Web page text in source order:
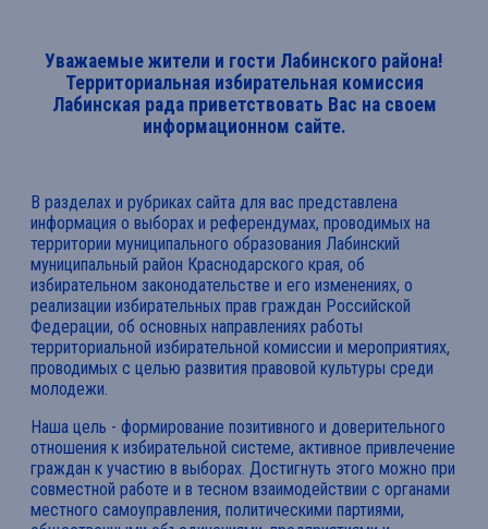
Уважаемые жители и гости Лабинского района!
Территориальная избирательная комиссия
Лабинская рада приветствовать Вас на своем
информационном сайте.
В разделах и рубриках сайта для вас представлена
информация о выборах и референдумах, проводимых на
территории муниципального образования Лабинский
муниципальный район Краснодарского края, об
избирательном законодательстве и его изменениях, о
реализации избирательных прав граждан Российской
Федерации, об основных направлениях работы
территориальной избирательной комиссии и мероприятиях,
проводимых с целью развития правовой культуры среди
молодежи.
Наша цель - формирование позитивного и доверительного
отношения к избирательной системе, активное привлечение
граждан к участию в выборах. Достигнуть этого можно при
совместной работе и в тесном взаимодействии с органами
местного самоуправления, политическими партиями,